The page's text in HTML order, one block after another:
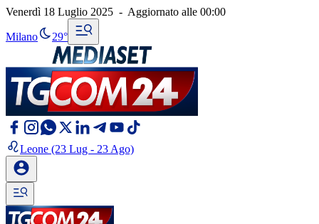
Venerdì 18 Luglio 2025 - Aggiornato alle 00:00
Milano 29°
Leone (23 Lug - 23 Ago)